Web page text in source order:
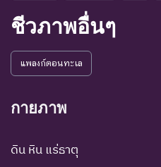
Threatened
LC : Least
Concerned
DD : Data
ชีวภาพอื่นๆ
แพลงก์ตอนทะเล
กายภาพ
ดิน หิน แร่ธาตุ